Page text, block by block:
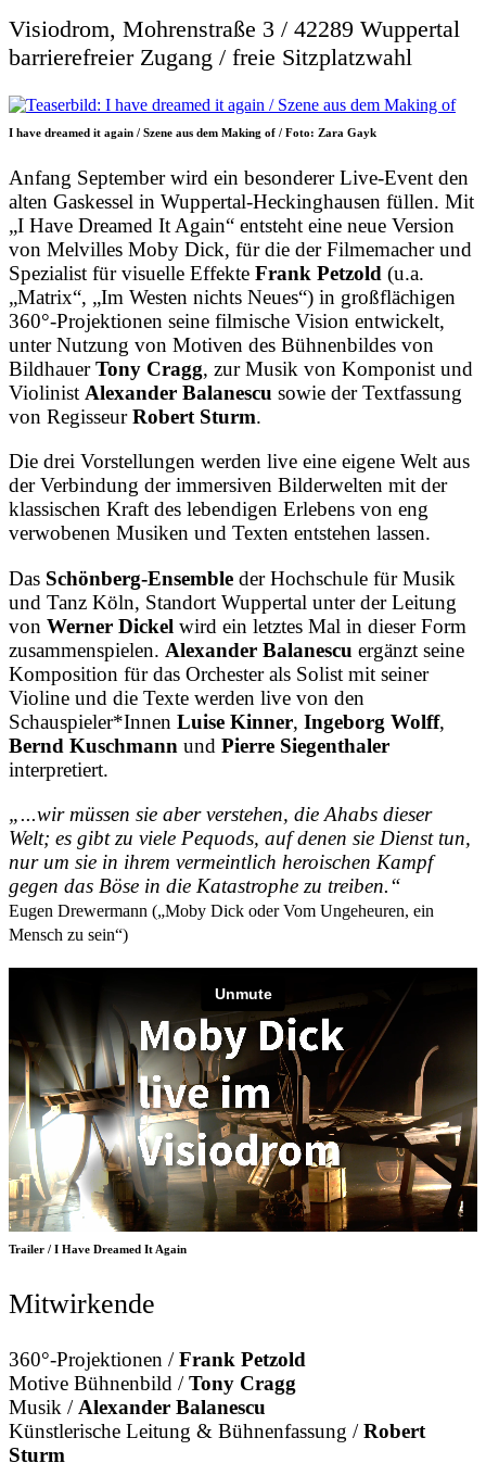
Visiodrom, Mohrenstraße 3 / 42289 Wuppertal
barrierefreier Zugang / freie Sitzplatzwahl
I have dreamed it again / Szene aus dem Making of / Foto: Zara Gayk
Anfang September wird ein besonderer Live-Event den
alten Gaskessel in Wuppertal-Heckinghausen füllen. Mit
„I Have Dreamed It Again“ entsteht eine neue Version
von Melvilles Moby Dick, für die der Filmemacher und
Spezialist für visuelle Effekte Frank Petzold (u.a.
„Matrix“, „Im Westen nichts Neues“) in großflächigen
360°-Projektionen seine filmische Vision entwickelt,
unter Nutzung von Motiven des Bühnenbildes von
BildhauerTony Cragg, zur Musik von Komponist und
Violinist Alexander Balanescu sowie der Textfassung
von RegisseurRobert Sturm.
Die drei Vorstellungen werden live eine eigene Welt aus
der Verbindung der immersiven Bilderwelten mit der
klassischen Kraft des lebendigen Erlebens von eng
verwobenen Musiken und Texten entstehen lassen.
Das Schönberg-Ensemble der Hochschule für Musik
und Tanz Köln, Standort Wuppertal unter der Leitung
von Werner Dickel wird ein letztes Mal in dieser Form
zusammenspielen. Alexander Balanescu ergänzt seine
Komposition für das Orchester als Solist mit seiner
Violine und die Texte werden live von den
Schauspieler*Innen Luise Kinner, Ingeborg Wolff,
Bernd Kuschmann und Pierre Siegenthaler
interpretiert.
„...wir müssen sie aber verstehen, die Ahabs dieser
Welt; es gibt zu viele Pequods, auf denen sie Dienst tun,
nur um sie in ihrem vermeintlich heroischen Kampf
gegen das Böse in die Katastrophe zu treiben.“
Eugen Drewermann („Moby Dick oder Vom Ungeheuren, ein
Mensch zu sein“)
Trailer / I Have Dreamed It Again
Mitwirkende
360°-Projektionen /Frank Petzold
Motive Bühnenbild /Tony Cragg
Musik /Alexander Balanescu
Künstlerische Leitung & Bühnenfassung /Robert
Sturm